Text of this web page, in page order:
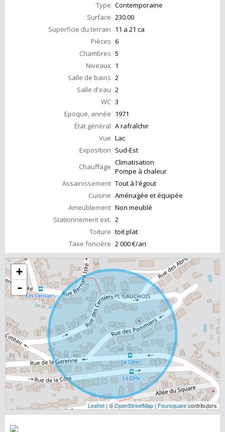
Type Contemporaine
Surface 230.00
Superficie du terrain 11 a 21 ca
Pièces 6
Chambres 5
Niveaux 1
Salle de bains 2
Salle d'eau 2
WC 3
Epoque, année 1971
État général A rafraîchir
Vue Lac
Exposition Sud-Est
Chauffage Climatisation
Pompe à chaleur
Assainissement Tout à l'égout
Cuisine Aménagée et équipée
Ameublement Non meublé
Stationnement ext. 2
Toiture toit plat
Taxe foncière 2 000 €/an
+
-
Leaflet | ©OpenStreetMap | Foursquarecontributors